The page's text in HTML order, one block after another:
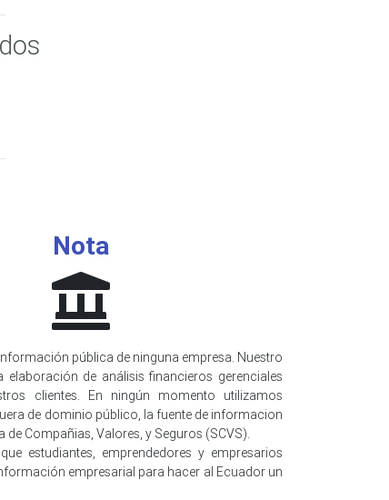
Nota
pública de ninguna empresa. Nuestro
elaboración de análisis financieros gerenciales
clientes. En ningún momento utilizamos
de dominio público, la fuente de informacion
de Compañias, Valores, y Seguros (SCVS).
estudiantes, emprendedores y empresarios
empresarial para hacer al Ecuador un